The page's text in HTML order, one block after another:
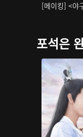
[메이킹] <야
포석은